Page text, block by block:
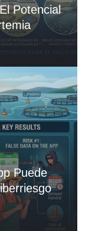
Potencial
Puede